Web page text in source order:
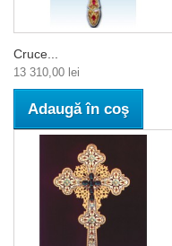
Cruce...
13 310,00 lei
Adaugă în coş